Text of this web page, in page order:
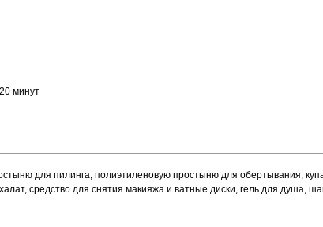
минут
для пилинга, полиэтиленовую простыню для обертывания,
средство для снятия макияжа и ватные диски, гель для душа,